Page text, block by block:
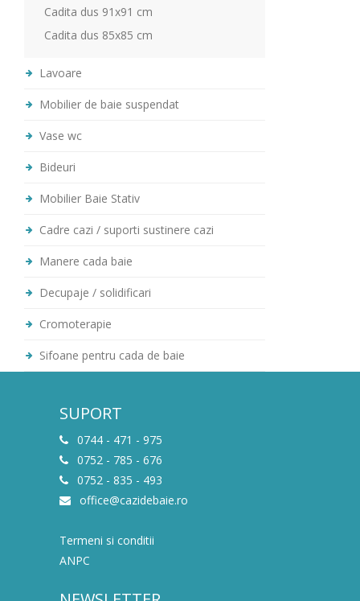
Cadita dus 91x91 cm
Cadita dus 85x85 cm
Lavoare
Mobilier de baie suspendat
Vase wc
Bideuri
Mobilier Baie Stativ
Cadre cazi / suporti sustinere cazi
Manere cada baie
Decupaje / solidificari
Cromoterapie
Sifoane pentru cada de baie
SUPORT
0744 - 471 - 975
0752 - 785 - 676
0752 - 835 - 493
office@cazidebaie.ro
Termeni si conditii
ANPC